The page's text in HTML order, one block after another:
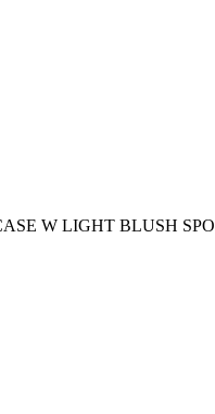
W LIGHT BLUSH SPO